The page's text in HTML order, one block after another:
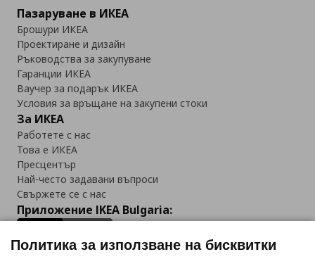
Пазаруване в ИКЕА
Брошури ИКЕА
Проектиране и дизайн
Ръководства за закупуване
Гаранции ИКЕА
Ваучер за подарък ИКЕА
Условия за връщане на закупени стоки
За ИКЕА
Работете с нас
Това е ИКЕА
Пресцентър
Най-често задавани въпроси
Свържете се с нас
Приложение IKEA Bulgaria:
Политика за използване на бисквитки